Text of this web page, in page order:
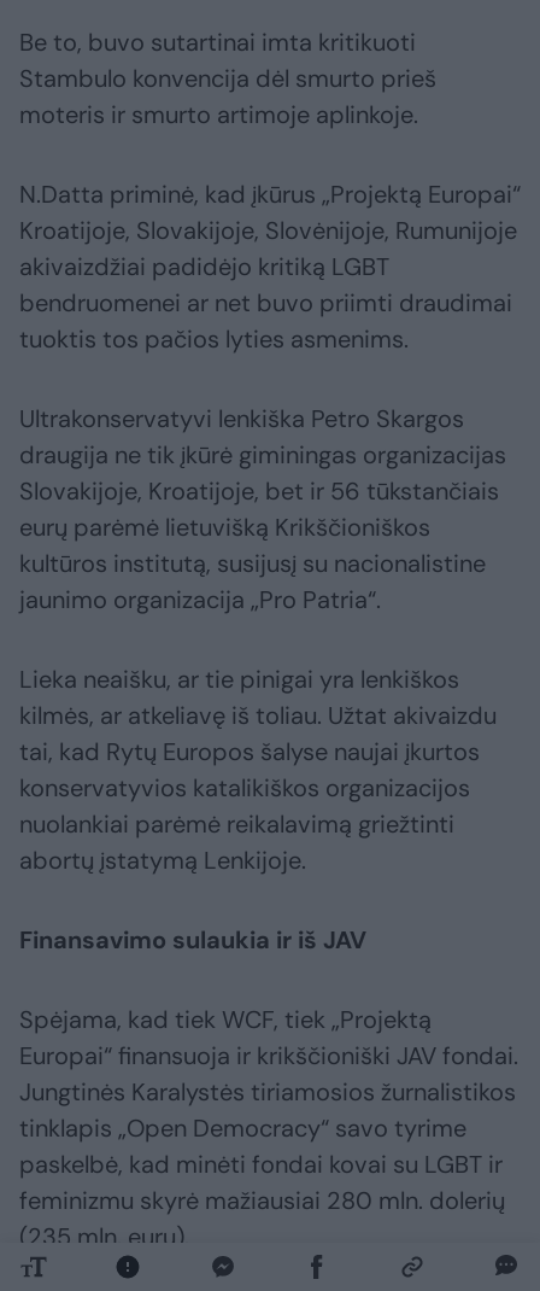
Be to, buvo sutartinai imta kritikuoti
Stambulo konvencija dėl smurto prieš
moteris ir smurto artimoje aplinkoje.
N.Datta priminė, kad įkūrus „Projektą Europai“
Kroatijoje, Slovakijoje, Slovėnijoje, Rumunijoje
akivaizdžiai padidėjo kritiką LGBT
bendruomenei ar net buvo priimti draudimai
tuoktis tos pačios lyties asmenims.
Ultrakonservatyvi lenkiška Petro Skargos
draugija ne tik įkūrė giminingas organizacijas
Slovakijoje, Kroatijoje, bet ir 56 tūkstančiais
eurų parėmė lietuvišką Krikščioniškos
kultūros institutą, susijusį su nacionalistine
jaunimo organizacija „Pro Patria“.
Lieka neaišku, ar tie pinigai yra lenkiškos
kilmės, ar atkeliavę iš toliau. Užtat akivaizdu
tai, kad Rytų Europos šalyse naujai įkurtos
konservatyvios katalikiškos organizacijos
nuolankiai parėmė reikalavimą griežtinti
abortų įstatymą Lenkijoje.
Finansavimo sulaukia ir iš JAV
Spėjama, kad tiek WCF, tiek „Projektą
Europai“ finansuoja ir krikščioniški JAV fondai.
Jungtinės Karalystės tiriamosios žurnalistikos
tinklapis „Open Democracy“ savo tyrime
paskelbė, kad minėti fondai kovai su LGBT ir
feminizmu skyrė mažiausiai 280 mln. dolerių
(235 mln. eurų).